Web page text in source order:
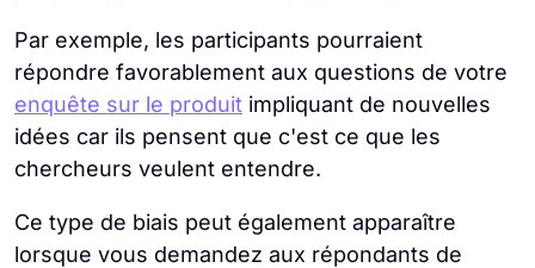
Par exemple, les participants pourraient
répondre favorablement aux questions de votre
enquête sur le produit impliquant de nouvelles
idées car ils pensent que c'est ce que les
chercheurs veulent entendre.
Ce type de biais peut également apparaître
lorsque vous demandez aux répondants de